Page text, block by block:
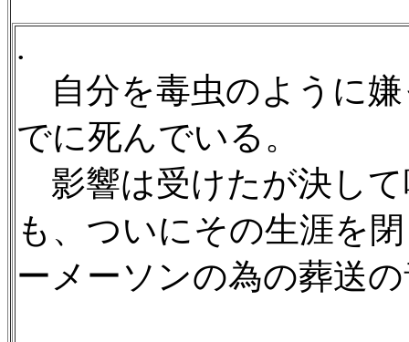
.
自分を毒虫のように
でに死んでいる。
影響は受けたが決し
も、ついにその生涯を
ーメーソンの為の葬送